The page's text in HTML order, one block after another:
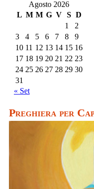
Agosto 2026
L M M G V S D
1
2
3
4 5 6 7 8
9
10 11 12 13 14 15 16
17 18 19 20 21 22 23
24 25 26 27 28 29 30
31
« Set
Preghiera per